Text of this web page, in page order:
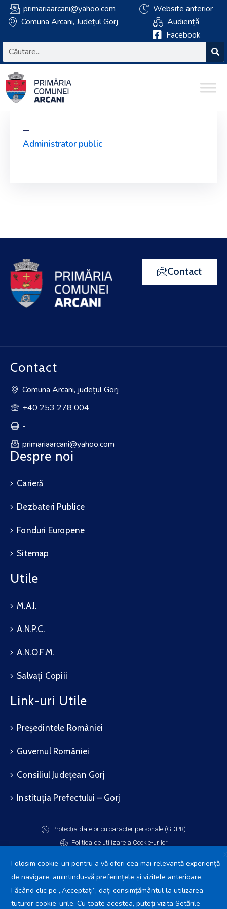
primariaarcani@yahoo.com
Comuna Arcani, Județul Gorj
Website anterior
Audiență
Facebook
–
Administrator public
Contact
Contact
Comuna Arcani, județul Gorj
+40 253 278 004
-
primariaarcani@yahoo.com
Despre noi
Carieră
Dezbateri Publice
Fonduri Europene
Sitemap
Utile
M.A.I.
A.N.P.C.
A.N.O.F.M.
Salvați Copiii
Link-uri Utile
Președintele României
Guvernul României
Consiliul Județean Gorj
Instituția Prefectului – Gorj
Protecția datelor cu caracter personale (GDPR)
Politica de utilizare a Cookie-urilor
Primăria Comunei Arcani
X
Folosim cookie-uri pentru a vă oferi cea mai relevantă experiență
de navigare, amintindu-vă preferințele și vizitele anterioare.
Făcând clic pe „Acceptați”, dați consimțământul la utilizarea
tuturor cookie-urile. Cu toate acestea, puteți vizita Setările